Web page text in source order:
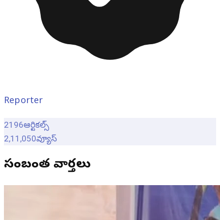
Reporter
2196ఆర్టికల్స్
2,11,050వ్యూస్
సంబంధిత వార్తలు